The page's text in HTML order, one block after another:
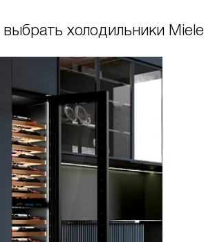
холодильники Miele